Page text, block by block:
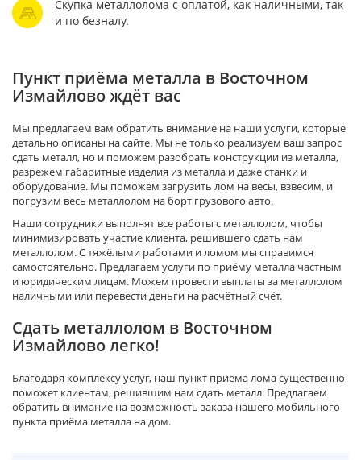
Скупка металлолома с оплатой, как наличными, так
и по безналу.
Пункт приёма металла в Восточном
Измайлово ждёт вас
Мы предлагаем вам обратить внимание на наши услуги, которые
детально описаны на сайте. Мы не только реализуем ваш запрос
сдать металл, но и поможем разобрать конструкции из металла,
разрежем габаритные изделия из металла и даже станки и
оборудование. Мы поможем загрузить лом на весы, взвесим, и
погрузим весь металлолом на борт грузового авто.
Наши сотрудники выполнят все работы с металлолом, чтобы
минимизировать участие клиента, решившего сдать нам
металлолом. С тяжёлыми работами и ломом мы справимся
самостоятельно. Предлагаем услуги по приёму металла частным
и юридическим лицам. Можем провести выплаты за металлолом
наличными или перевести деньги на расчётный счёт.
Сдать металлолом в Восточном
Измайлово легко!
Благодаря комплексу услуг, наш пункт приёма лома существенно
поможет клиентам, решившим нам сдать металл. Предлагаем
обратить внимание на возможность заказа нашего мобильного
пункта приёма металла на дом.